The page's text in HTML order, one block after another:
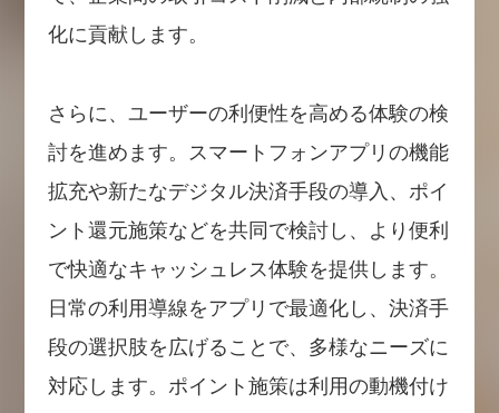
化に貢献します。
さらに、ユーザーの利便性を高める体験の検
討を進めます。スマートフォンアプリの機能
拡充や新たなデジタル決済手段の導入、ポイ
ント還元施策などを共同で検討し、より便利
で快適なキャッシュレス体験を提供します。
日常の利用導線をアプリで最適化し、決済手
段の選択肢を広げることで、多様なニーズに
対応します。ポイント施策は利用の動機付け